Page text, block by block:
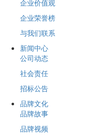
企业价值观
企业荣誉榜
与我们联系
新闻中心
公司动态
社会责任
招标公告
品牌文化
品牌故事
品牌视频